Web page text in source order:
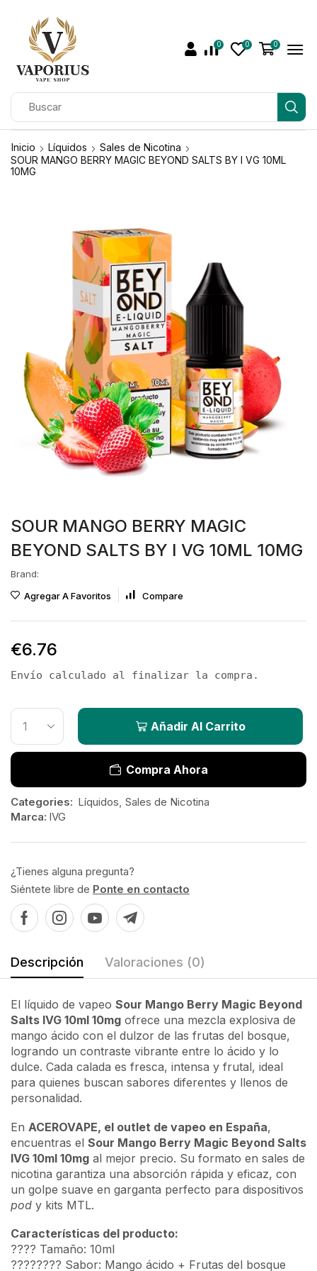
0 0 0
Inicio Líquidos
Sales de Nicotina
SOUR MANGO BERRY MAGIC BEYOND SALTS BY I VG 10ML
10MG
SOUR MANGO BERRY MAGIC
BEYOND SALTS BY I VG 10ML 10MG
Brand:
Agregar A Favoritos
Compare
€6.76
Envío calculado al finalizar la compra.
Añadir Al Carrito
Compra Ahora
Categories: Líquidos, Sales de Nicotina
Marca: IVG
¿Tienes alguna pregunta?
Siéntete libre de Ponte en contacto
Descripción Valoraciones (0)
El líquido de vapeo Sour Mango Berry Magic Beyond
Salts IVG 10ml 10mg ofrece una mezcla explosiva de
mango ácido con el dulzor de las frutas del bosque,
logrando un contraste vibrante entre lo ácido y lo
dulce. Cada calada es fresca, intensa y frutal, ideal
para quienes buscan sabores diferentes y llenos de
personalidad.
En ACEROVAPE, el outlet de vapeo en España,
encuentras el Sour Mango Berry Magic Beyond Salts
IVG 10ml 10mg al mejor precio. Su formato en sales de
nicotina garantiza una absorción rápida y eficaz, con
un golpe suave en garganta perfecto para dispositivos
pod y kits MTL.
Características del producto:
???? Tamaño: 10ml
???????? Sabor: Mango ácido + Frutas del bosque